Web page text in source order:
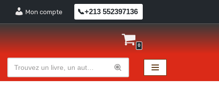
Aller
au
contenu
Mon compte 📞+213 552397136
0